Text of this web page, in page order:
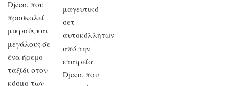
Djeco, που
προσκαλεί
μικρούς και
μεγάλους σε
ένα ήρεμο
ταξίδι στον
κόσμο των
μαγευτικό
σετ
αυτοκόλλητων
από την
εταιρεία
Djeco, που